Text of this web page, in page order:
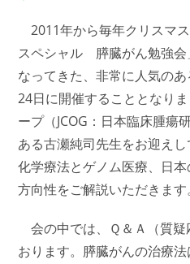
2011年から毎年クリスマ
スペシャル 膵臓がん勉強会
なってきた、非常に人気の
24日に開催することとなり
ープ（JCOG：日本臨床腫瘍
ある古瀬純司先生をお迎え
化学療法とゲノム医療、日
方向性をご解説いただきます
会の中では、Ｑ＆Ａ（質
おります。膵臓がんの治療